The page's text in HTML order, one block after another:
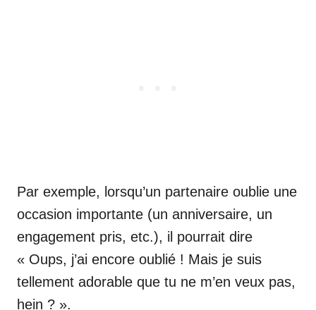
Par exemple, lorsqu’un partenaire oublie une
occasion importante (un anniversaire, un
engagement pris, etc.), il pourrait dire
« Oups, j’ai encore oublié ! Mais je suis
tellement adorable que tu ne m’en veux pas,
hein ? ».